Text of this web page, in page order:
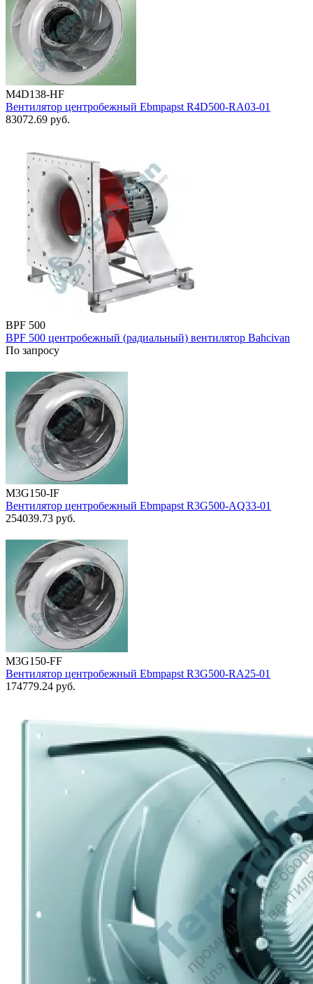
M4D138-HF
Вентилятор центробежный Ebmpapst R4D500-RA03-01
83072.69 руб.
BPF 500
BPF 500 центробежный (радиальный) вентилятор Bahcivan
По запросу
M3G150-IF
Вентилятор центробежный Ebmpapst R3G500-AQ33-01
254039.73 руб.
M3G150-FF
Вентилятор центробежный Ebmpapst R3G500-RA25-01
174779.24 руб.